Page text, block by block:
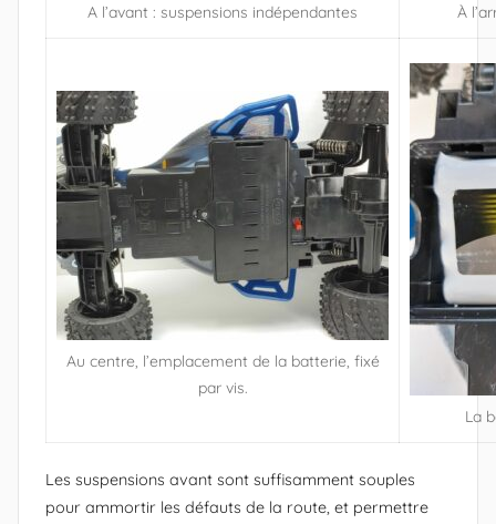
A l’avant : suspensions indépendantes À
Au centre, l’emplacement de la batterie, fixé
par vis.
La
Les suspensions avant sont suffisamment souples
pour ammortir les défauts de la route, et permettre